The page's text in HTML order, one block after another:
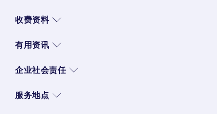
收费资料
有用资讯
企业社会责任
服务地点